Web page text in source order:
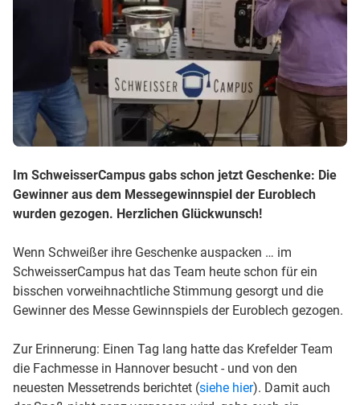
Im SchweisserCampus gabs schon jetzt Geschenke: Die
Gewinner aus dem Messegewinnspiel der Euroblech
wurden gezogen. Herzlichen Glückwunsch!
Wenn Schweißer ihre Geschenke auspacken … im
SchweisserCampus hat das Team heute schon für ein
bisschen vorweihnachtliche Stimmung gesorgt und die
Gewinner des Messe Gewinnspiels der Euroblech gezogen.
Zur Erinnerung: Einen Tag lang hatte das Krefelder Team
die Fachmesse in Hannover besucht - und von den
neuesten Messetrends berichtet (siehe hier). Damit auch